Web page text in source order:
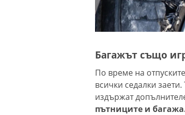
Багажът също
По време на
всички седалки
издържат
пътниците и